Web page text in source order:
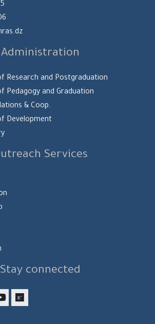
Administration
Research and Postgraduation
Pedagogy and Graduation
& Coop.
Development
Services
Stay connected